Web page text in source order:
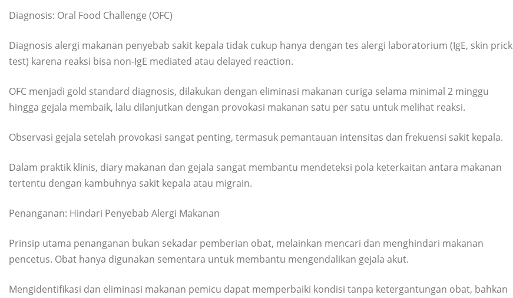
Diagnosis: Oral Food Challenge (OFC)
Diagnosis alergi makanan penyebab sakit kepala tidak cukup hanya dengan tes alergi laboratorium (IgE, skin prick
test) karena reaksi bisa non-IgE mediated atau delayed reaction.
OFC menjadi gold standard diagnosis, dilakukan dengan eliminasi makanan curiga selama minimal 2 minggu
hingga gejala membaik, lalu dilanjutkan dengan provokasi makanan satu per satu untuk melihat reaksi.
Observasi gejala setelah provokasi sangat penting, termasuk pemantauan intensitas dan frekuensi sakit kepala.
Dalam praktik klinis, diary makanan dan gejala sangat membantu mendeteksi pola keterkaitan antara makanan
tertentu dengan kambuhnya sakit kepala atau migrain.
Penanganan: Hindari Penyebab Alergi Makanan
Prinsip utama penanganan bukan sekadar pemberian obat, melainkan mencari dan menghindari makanan
pencetus. Obat hanya digunakan sementara untuk membantu mengendalikan gejala akut.
Mengidentifikasi dan eliminasi makanan pemicu dapat memperbaiki kondisi tanpa ketergantungan obat, bahkan